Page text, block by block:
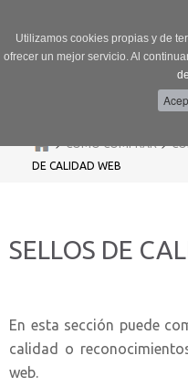
Utilizamos cookies propias y de
ofrecer un mejor servicio. Al
>CÓMO COMPRAR>
DE CALIDAD WEB
SELLOS DE
En esta sección puede
calidad o
web.